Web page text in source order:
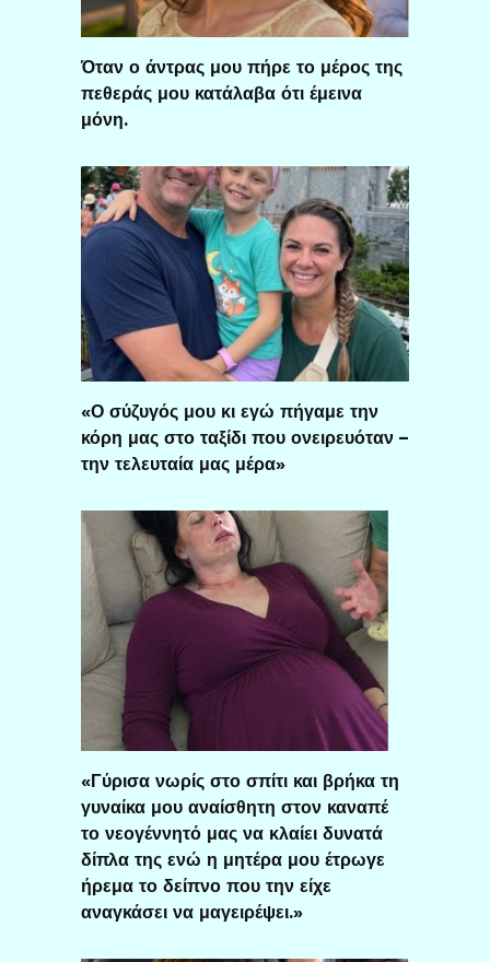
Όταν ο άντρας μου πήρε το μέρος της
πεθεράς μου κατάλαβα ότι έμεινα
μόνη.
«Ο σύζυγός μου κι εγώ πήγαμε την
κόρη μας στο ταξίδι που ονειρευόταν –
την τελευταία μας μέρα»
«Γύρισα νωρίς στο σπίτι και βρήκα τη
γυναίκα μου αναίσθητη στον καναπέ
το νεογέννητό μας να κλαίει δυνατά
δίπλα της ενώ η μητέρα μου έτρωγε
ήρεμα το δείπνο που την είχε
αναγκάσει να μαγειρέψει.»